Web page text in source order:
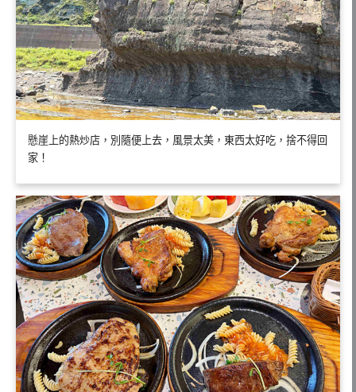
懸崖上的熱炒店，別隨便上去，風景太美，東西太好吃，捨不得回
家！